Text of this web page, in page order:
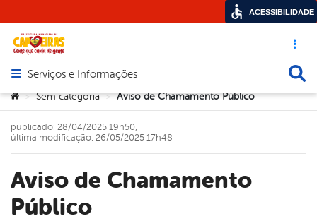
Acesso
Abrir menu principal de navegação
Serviços e Informações
Você está aqui:
> Sem categoria > Aviso de Chamamento Público
Aviso de Chamamento
Público
publicado: 28/04/2025 19h50,
última modificação: 26/05/2025 17h48
ACESSIBILIDADE